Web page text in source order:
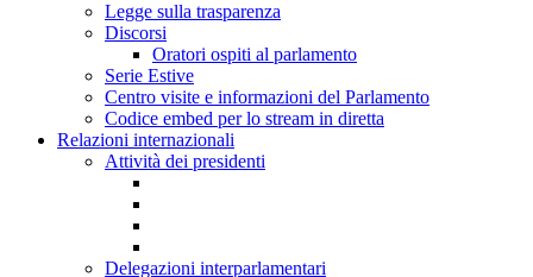
Legge sulla trasparenza
Discorsi
Oratori ospiti al parlamento
Serie Estive
Centro visite e informazioni del Parlamento
Codice embed per lo stream in diretta
Relazioni internazionali
Attività dei presidenti
Delegazioni interparlamentari